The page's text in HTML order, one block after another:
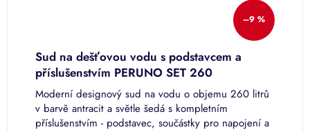
–9 %
Sud na dešťovou vodu s podstavcem a
příslušenstvím PERUNO SET 260
Moderní designový sud na vodu o objemu 260 litrů
v barvě antracit a světle šedá s kompletním
příslušenstvím - podstavec, součástky pro napojení a